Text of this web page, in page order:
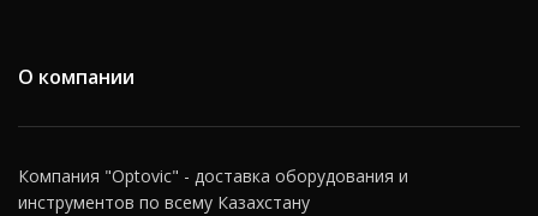
О компании
Компания "Optovic" - доставка оборудования и
инструментов по всему Казахстану